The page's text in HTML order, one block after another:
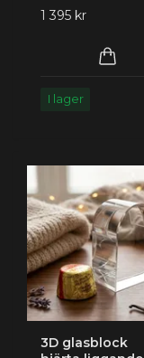
1 395 kr
I lager
3D glasblock